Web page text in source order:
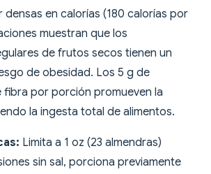
densas en calorías (180 calorías por
muestran que los
de frutos secos tienen un
de obesidad. Los 5 g de
fibra por porción promueven la
la ingesta total de alimentos.
Limita a 1 oz (23 almendras)
sin sal, porciona previamente